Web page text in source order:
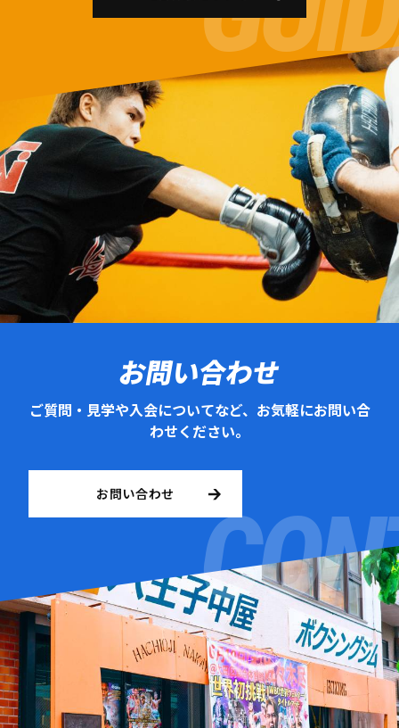
お問い合わせ
ご質問・見学や入会についてなど、お気軽にお問い合
わせください。
お問い合わせ